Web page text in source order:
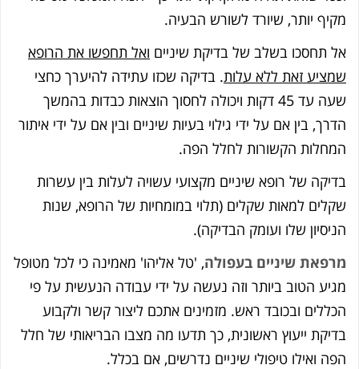
מקיף יותר, שיורד לשורש הבעיה.
אל תחסכו בשלב של בדיקת שיניים ואל תחפשו את הרופא
שמציע זאת ללא עלות. בדיקה שכזו עתידה להיערך כחצי
שעה עד 45 דקות ויכולה לחסוך הוצאות כבדות בהמשך
הדרך, בין אם על ידי גילוי בעיות שיניים ובין אם על ידי איתור
המחלות הקשורות לחלל הפה.
בדיקה של רופא שיניים מקצועי עשויה לעלות בין עשרות
שקלים למאות שקלים (תלוי במומחיות של הרופא, שנות
הניסיון שלו ועומק הבדיקה).
מרפאת שיניים בעפולה, 'טל אליהו' מאמינה כי לכל מטופל
מגיע הטוב ביותר וזה נעשה על ידי עבודה הנעשית על פי
הכללים ובכובד ראש. מזמינים אתכם ליצור קשר ולקבוע
בדיקת ייעוץ ראשונית, כך תדעו מה מצבו הבריאותי של חלל
הפה ואילו טיפולי שיניים נדרשים, אם בכלל.